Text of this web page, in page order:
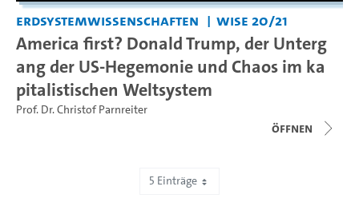
Erdsystemwissenschaften WiSe 20/21
America first? Donald Trump, der Unterg
ang der US-Hegemonie und Chaos im ka
pitalistischen Weltsystem
Prof. Dr. Christof Parnreiter
Öffnen
5 Einträge